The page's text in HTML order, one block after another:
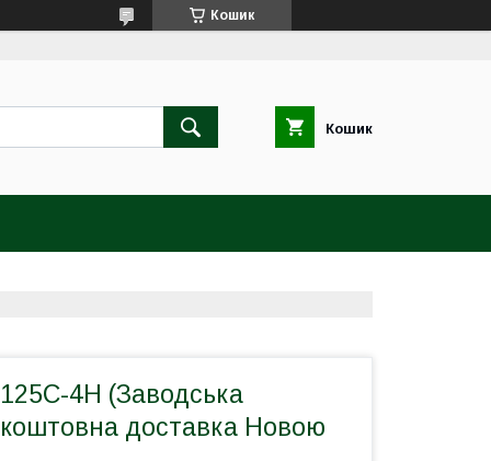
Кошик
Кошик
4H (Заводська
доставка Новою